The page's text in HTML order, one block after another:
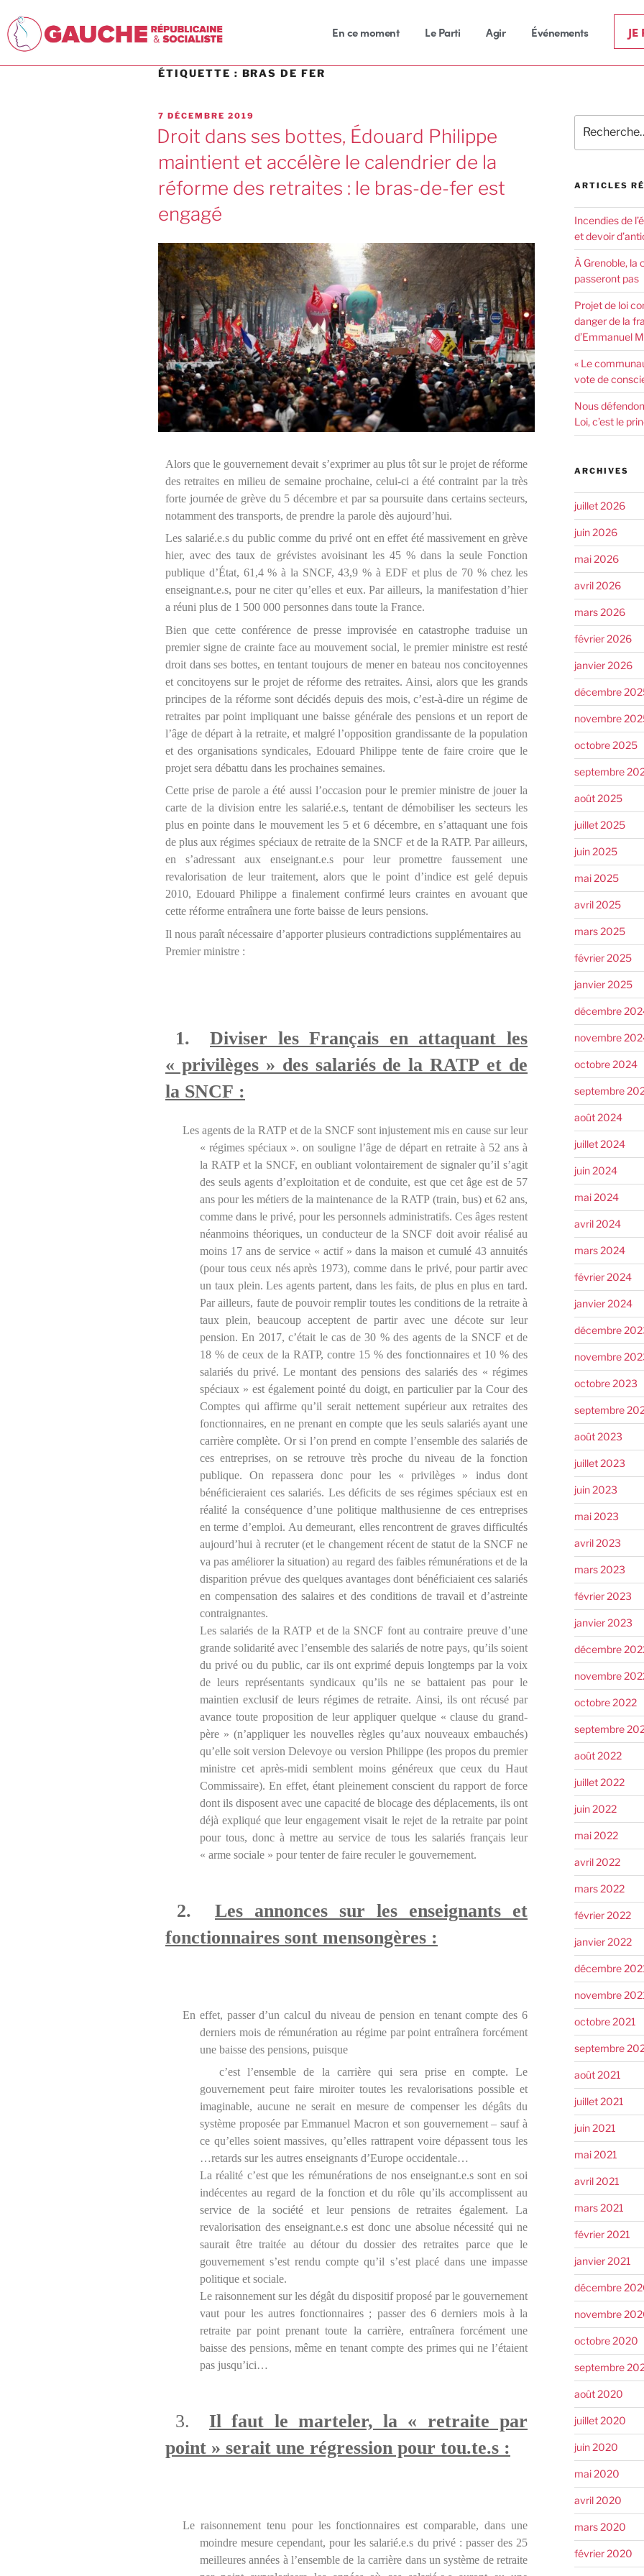
En ce moment Le Parti Agir Événements JE
ÉTIQUETTE : BRAS DE FER
7 DÉCEMBRE 2019
Droit dans ses bottes, Édouard Philippe
maintient et accélère le calendrier de la
réforme des retraites : le bras-de-fer est
engagé
Alors que le gouvernement devait s’exprimer au plus tôt sur le projet de réforme
des retraites en milieu de semaine prochaine, celui-ci a été contraint par la très
forte journée de grève du 5 décembre et par sa poursuite dans certains secteurs,
notamment des transports, de prendre la parole dès aujourd’hui.
Les salarié.e.s du public comme du privé ont en effet été massivement en grève
hier, avec des taux de grévistes avoisinant les 45 % dans la seule Fonction
publique d’État, 61,4 % à la SNCF, 43,9 % à EDF et plus de 70 % chez les
enseignant.e.s, pour ne citer qu’elles et eux. Par ailleurs, la manifestation d’hier
a réuni plus de 1 500 000 personnes dans toute la France.
Bien que cette conférence de presse improvisée en catastrophe traduise un
premier signe de crainte face au mouvement social, le premier ministre est resté
droit dans ses bottes, en tentant toujours de mener en bateau nos concitoyennes
et concitoyens sur le projet de réforme des retraites. Ainsi, alors que les grands
principes de la réforme sont décidés depuis des mois, c’est-à-dire un régime de
retraites par point impliquant une baisse générale des pensions et un report de
l’âge de départ à la retraite, et malgré l’opposition grandissante de la population
et des organisations syndicales, Edouard Philippe tente de faire croire que le
projet sera débattu dans les prochaines semaines.
Cette prise de parole a été aussi l’occasion pour le premier ministre de jouer la
carte de la division entre les salarié.e.s, tentant de démobiliser les secteurs les
plus en pointe dans le mouvement les 5 et 6 décembre, en s’attaquant une fois
de plus aux régimes spéciaux de retraite de la SNCF et de la RATP. Par ailleurs,
en s’adressant aux enseignant.e.s pour leur promettre faussement une
revalorisation de leur traitement, alors que le point d’indice est gelé depuis
2010, Edouard Philippe a finalement confirmé leurs craintes en avouant que
cette réforme entraînera une forte baisse de leurs pensions.
Il nous paraît nécessaire d’apporter plusieurs contradictions supplémentaires au
Premier ministre :
1.
Diviser les Français en attaquant les
« privilèges » des salariés de la RATP et de
la SNCF :
Les agents de la RATP et de la SNCF sont injustement mis en cause sur leur
« régimes spéciaux ». on souligne l’âge de départ en retraite à 52 ans à
la RATP et la SNCF, en oubliant volontairement de signaler qu’il s’agit
des seuls agents d’exploitation et de conduite, est que cet âge est de 57
ans pour les métiers de la maintenance de la RATP (train, bus) et 62 ans,
comme dans le privé, pour les personnels administratifs. Ces âges restent
néanmoins théoriques, un conducteur de la SNCF doit avoir réalisé au
moins 17 ans de service « actif » dans la maison et cumulé 43 annuités
(pour tous ceux nés après 1973), comme dans le privé, pour partir avec
un taux plein. Les agents partent, dans les faits, de plus en plus en tard.
Par ailleurs, faute de pouvoir remplir toutes les conditions de la retraite à
taux plein, beaucoup acceptent de partir avec une décote sur leur
pension. En 2017, c’était le cas de 30 % des agents de la SNCF et de
18 % de ceux de la RATP, contre 15 % des fonctionnaires et 10 % des
salariés du privé. Le montant des pensions des salariés des « régimes
spéciaux » est également pointé du doigt, en particulier par la Cour des
Comptes qui affirme qu’il serait nettement supérieur aux retraites des
fonctionnaires, en ne prenant en compte que les seuls salariés ayant une
carrière complète. Or si l’on prend en compte l’ensemble des salariés de
ces entreprises, on se retrouve très proche du niveau de la fonction
publique. On repassera donc pour les « privilèges » indus dont
bénéficieraient ces salariés. Les déficits de ses régimes spéciaux est en
réalité la conséquence d’une politique malthusienne de ces entreprises
en terme d’emploi. Au demeurant, elles rencontrent de graves difficultés
aujourd’hui à recruter (et le changement récent de statut de la SNCF ne
va pas améliorer la situation) au regard des faibles rémunérations et de la
disparition prévue des quelques avantages dont bénéficiaient ces salariés
en compensation des salaires et des conditions de travail et d’astreinte
contraignantes.
Les salariés de la RATP et de la SNCF font au contraire preuve d’une
grande solidarité avec l’ensemble des salariés de notre pays, qu’ils soient
du privé ou du public, car ils ont exprimé depuis longtemps par la voix
de leurs représentants syndicaux qu’ils ne se battaient pas pour le
maintien exclusif de leurs régimes de retraite. Ainsi, ils ont récusé par
avance toute proposition de leur appliquer quelque « clause du grand-
père » (n’appliquer les nouvelles règles qu’aux nouveaux embauchés)
qu’elle soit version Delevoye ou version Philippe (les propos du premier
ministre cet après-midi semblent moins généreux que ceux du Haut
Commissaire). En effet, étant pleinement conscient du rapport de force
dont ils disposent avec une capacité de blocage des déplacements, ils ont
déjà expliqué que leur engagement visait le rejet de la retraite par point
pour tous, donc à mettre au service de tous les salariés français leur
« arme sociale » pour tenter de faire reculer le gouvernement.
2.
Les annonces sur les enseignants et
fonctionnaires sont mensongères :
En effet, passer d’un calcul du niveau de pension en tenant compte des 6
derniers mois de rémunération au régime par point entraînera forcément
une baisse des pensions, puisque
c’est l’ensemble de la carrière qui sera prise en compte. Le
gouvernement peut faire miroiter toutes les revalorisations possible et
imaginable, aucune ne serait en mesure de compenser les dégâts du
système proposée par Emmanuel Macron et son gouvernement – sauf à
ce qu’elles soient massives, qu’elles rattrapent voire dépassent tous les
…retards sur les autres enseignants d’Europe occidentale…
La réalité c’est que les rémunérations de nos enseignant.e.s sont en soi
indécentes au regard de la fonction et du rôle qu’ils accomplissent au
service de la société et leur pensions de retraites également. La
revalorisation des enseignant.e.s est donc une absolue nécessité qui ne
saurait être traitée au détour du dossier des retraites parce que le
gouvernement s’est rendu compte qu’il s’est placé dans une impasse
politique et sociale.
Le raisonnement sur les dégât du dispositif proposé par le gouvernement
vaut pour les autres fonctionnaires ; passer des 6 derniers mois à la
retraite par point prenant toute la carrière, entraînera forcément une
baisse des pensions, même en tenant compte des primes qui ne l’étaient
pas jusqu’ici…
3.
Il faut le marteler, la « retraite par
point » serait une régression pour tou.te.s :
Le raisonnement tenu pour les fonctionnaires est comparable, dans une
moindre mesure cependant, pour les salarié.e.s du privé : passer des 25
meilleures années à l’ensemble de la carrière dans un système de retraite
ARTICLES
Incendies de
et devoir
À Grenoble, la
passeront pas
Projet de loi
danger de la
d’Emmanuel
« Le
vote de
Nous
Loi, c’est le
ARCHIVES
juillet 2026
juin 2026
mai 2026
avril 2026
mars 2026
février 2026
janvier 2026
décembre
novembre
octobre 2025
septembre
août 2025
juillet 2025
juin 2025
mai 2025
avril 2025
mars 2025
février 2025
janvier 2025
décembre
novembre
octobre 2024
septembre
août 2024
juillet 2024
juin 2024
mai 2024
avril 2024
mars 2024
février 2024
janvier 2024
décembre
novembre
octobre 2023
septembre
août 2023
juillet 2023
juin 2023
mai 2023
avril 2023
mars 2023
février 2023
janvier 2023
décembre
novembre
octobre 2022
septembre
août 2022
juillet 2022
juin 2022
mai 2022
avril 2022
mars 2022
février 2022
janvier 2022
décembre
novembre
octobre 2021
septembre
août 2021
juillet 2021
juin 2021
mai 2021
avril 2021
mars 2021
février 2021
janvier 2021
décembre
novembre
octobre 2020
septembre
août 2020
juillet 2020
juin 2020
mai 2020
avril 2020
mars 2020
février 2020